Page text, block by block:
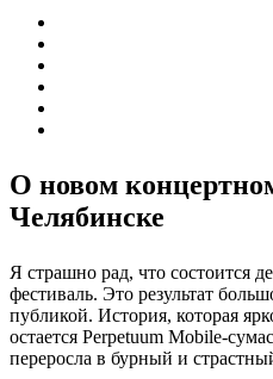
О новом
Челябинске
Я страшно рад, что состоится
фестиваль. Это результат
публикой. История, которая
остается Perpetuum Mobile-
переросла в бурный и